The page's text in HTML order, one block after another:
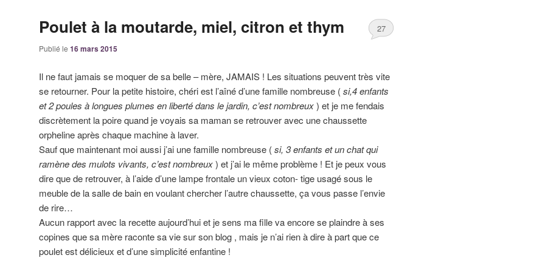
Poulet à la moutarde, miel, citron et thym
Publié le 16 mars 2015
27
Il ne faut jamais se moquer de sa belle – mère, JAMAIS ! Les situations peuvent très vite
se retourner. Pour la petite histoire, chéri est l’aîné d’une famille nombreuse (si,4 enfants
et 2 poules à longues plumes en liberté dans le jardin, c’est nombreux) et je me fendais
discrètement la poire quand je voyais sa maman se retrouver avec une chaussette
orpheline après chaque machine à laver.
Sauf que maintenant moi aussi j’ai une famille nombreuse (si, 3 enfants et un chat qui
ramène des mulots vivants, c’est nombreux) et j’ai le même problème ! Et je peux vous
dire que de retrouver, à l’aide d’une lampe frontale un vieux coton- tige usagé sous le
meuble de la salle de bain en voulant chercher l’autre chaussette, ça vous passe l’envie
de rire…
Aucun rapport avec la recette aujourd’hui et je sens ma fille va encore se plaindre à ses
copines que sa mère raconte sa vie sur son blog , mais je n’ai rien à dire à part que ce
poulet est délicieux et d’une simplicité enfantine !